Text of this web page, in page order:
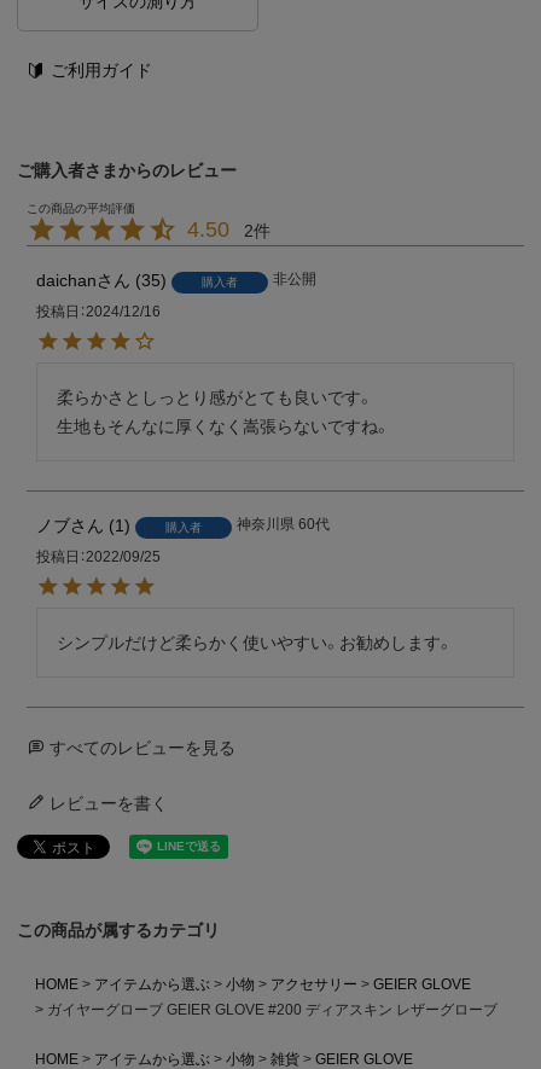
ご利用ガイド
ご購入者さまからのレビュー
4.50 2
daichan 35 購入者
非公開
投稿日 2024/12/16
柔らかさとしっとり感がとても良いです。
生地もそんなに厚くなく嵩張らないですね。
ノブ 1 購入者 神奈川県 60代
投稿日 2022/09/25
シンプルだけど柔らかく使いやすい。お勧めします。
すべてのレビューを見る
レビューを書く
この商品が属するカテゴリ
HOME アイテムから選ぶ 小物 アクセサリー
GEIER GLOVE
ガイヤーグローブ GEIER GLOVE #200 ディアスキン レザーグローブ
HOME アイテムから選ぶ 小物 雑貨
GEIER GLOVE